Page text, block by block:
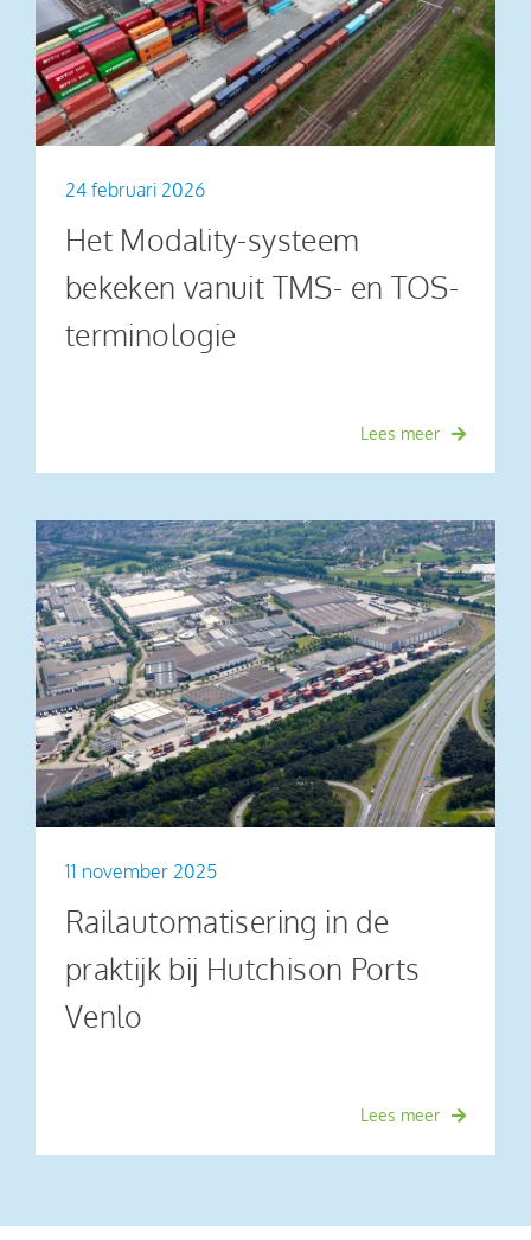
24 februari 2026
Het Modality-systeem
bekeken vanuit TMS- en TOS-
terminologie
Lees meer
11 november 2025
Railautomatisering in de
praktijk bij Hutchison Ports
Venlo
Lees meer